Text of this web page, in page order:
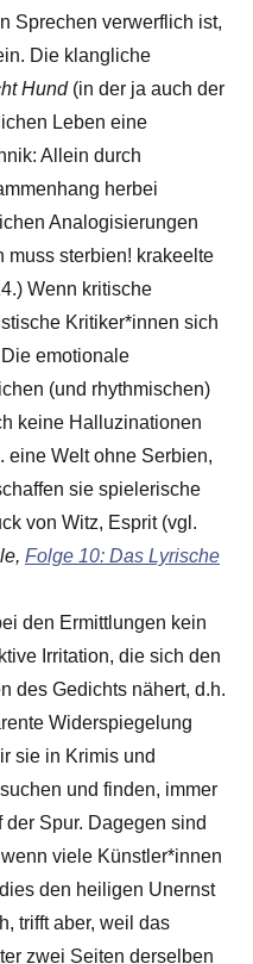
Sprechen verwerflich ist,
Die klangliche
Hund(in der ja auch der
Leben eine
Allein durch
herbei
Analogisierungen
muss sterbien! krakeelte
Wenn kritische
Kritiker*innen sich
emotionale
(und rhythmischen)
keine Halluzinationen
eine Welt ohne Serbien,
sie spielerische
von Witz, Esprit (vgl.
Folge 10: Das Lyrische
den Ermittlungen kein
Irritation, die sich den
des Gedichts nähert, d.h.
Widerspiegelung
sie in Krimis und
und finden, immer
Spur. Dagegen sind
viele Künstler*innen
den heiligen Unernst
trifft aber, weil das
zwei Seiten derselben